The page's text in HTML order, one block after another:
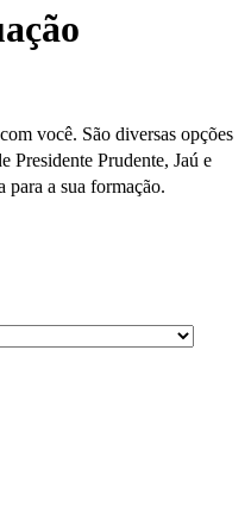
você. São diversas opções
Presidente Prudente, Jaú e
para a sua formação.